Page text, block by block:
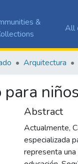
&
All
Arquitectura
Abstract
Actualmente,
especializada
representa